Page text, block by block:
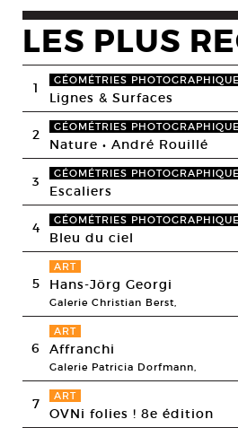
LES PLUS
1 GÉOMÉTRIES
Lignes & Surfaces
2 GÉOMÉTRIES
Nature • André Rouillé
3 GÉOMÉTRIES
Escaliers
4 GÉOMÉTRIES
Bleu du ciel
5
ART
Hans-Jörg Georgi
Galerie Christian Berst,
6
ART
Affranchi
Galerie Patricia Dorfmann,
7 ART
OVNi folies ! 8e édition